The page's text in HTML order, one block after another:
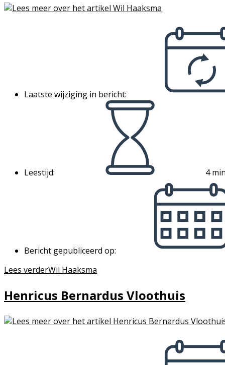
Laatste wijziging in bericht:
Leestijd: 4
Bericht gepubliceerd op:
Lees verderWil Haaksma
Henricus Bernardus Vloothuis